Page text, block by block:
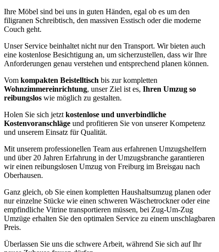
Ihre Möbel sind bei uns in guten Händen, egal ob es um den
filigranen Schreibtisch, den massiven Esstisch oder die moderne
Couch geht.
Unser Service beinhaltet nicht nur den Transport. Wir bieten auch
eine kostenlose Besichtigung an, um sicherzustellen, dass wir Ihre
Anforderungen genau verstehen und entsprechend planen können.
Vom kompakten Beistelltisch bis zur kompletten
Wohnzimmereinrichtung, unser Ziel ist es, Ihren Umzug so
reibungslos wie möglich zu gestalten.
Holen Sie sich jetzt kostenlose und unverbindliche
Kostenvoranschläge und profitieren Sie von unserer Kompetenz
und unserem Einsatz für Qualität.
Mit unserem professionellen Team aus erfahrenen Umzugshelfern
und über 20 Jahren Erfahrung in der Umzugsbranche garantieren
wir einen reibungslosen Umzug von Freiburg im Breisgau nach
Oberhausen.
Ganz gleich, ob Sie einen kompletten Haushaltsumzug planen oder
nur einzelne Stücke wie einen schweren Wäschetrockner oder eine
empfindliche Vitrine transportieren müssen, bei Zug-Um-Zug
Umzüge erhalten Sie den optimalen Service zu einem unschlagbaren
Preis.
Überlassen Sie uns die schwere Arbeit, während Sie sich auf Ihr